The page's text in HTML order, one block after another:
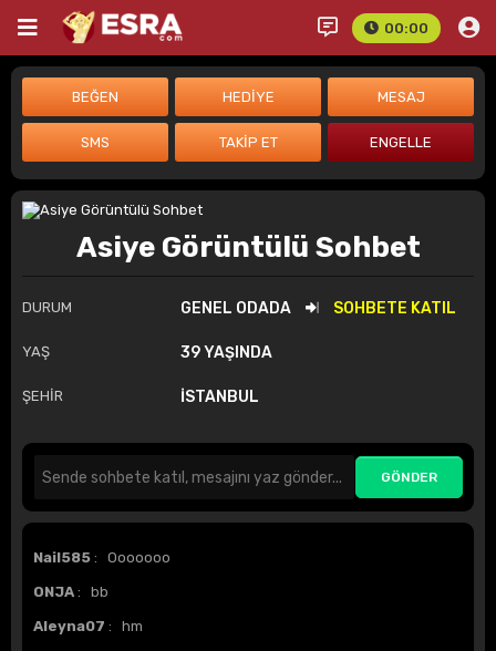
00:00
Asiye Görüntülü Sohbet
DURUM GENEL ODADA SOHBETE KATIL
YAŞ 39 YAŞINDA
ŞEHİR İSTANBUL
Nail585 : Ooooooo
ONJA : bb
Aleyna07 : hm